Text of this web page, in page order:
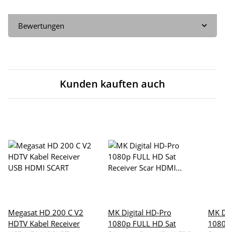
Bewertungen
Kunden kauften auch
Megasat HD 200 C V2
HDTV Kabel Receiver
MK Digital HD-Pro
1080p FULL HD Sat
MK